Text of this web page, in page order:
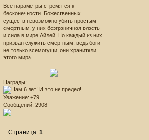
Все параметры стремятся к
бесконечности. Божественных
существ невозможно убить простым
смертным, у них безграничная власть
и сила в мире Айлей. Но каждый из них
призван служить смертным, ведь боги
не только всемогущи, они хранители
этого мира.
Награды:
Уважение: +79
Сообщений: 2908
Страница:1